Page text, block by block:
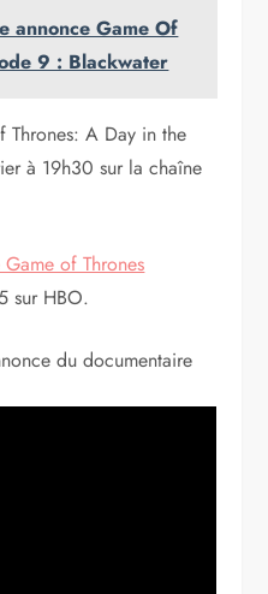
annonce Game Of
9 : Blackwater
Thrones: A Day in the
à 19h30 sur la chaîne
of Thrones
sur HBO.
du documentaire